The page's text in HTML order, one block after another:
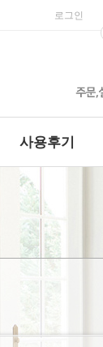
로그인
사용후기